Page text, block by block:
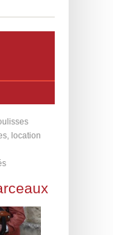
, location